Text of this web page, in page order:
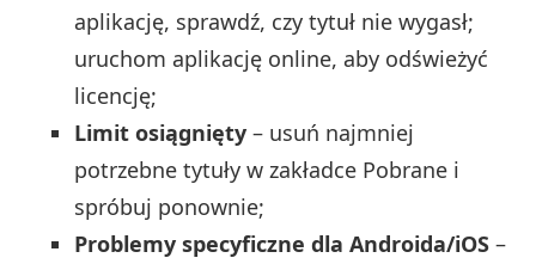
aplikację, sprawdź, czy tytuł nie wygasł;
uruchom aplikację online, aby odświeżyć
licencję;
Limit osiągnięty – usuń najmniej
potrzebne tytuły w zakładce Pobrane i
spróbuj ponownie;
Problemy specyficzne dla Androida/iOS –